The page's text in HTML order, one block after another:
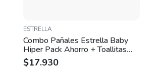
ESTRELLA
Combo Pañales Estrella Baby
Hiper Pack Ahorro + Toallitas
húmedas 50u – M
$17.930